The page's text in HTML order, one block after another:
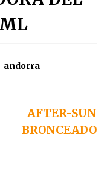
botot | 250 ml
botot | 250 ml
colutorio con cpc +
| 500 ml x2
bexident isdin |
andorra
SUN
BRONCEADO